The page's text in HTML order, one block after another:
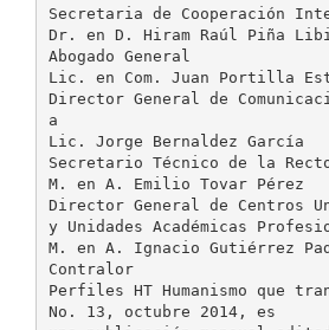
Secretaria de Cooperación
Dr. en D. Hiram Raúl Piña
Abogado General
Lic. en Com. Juan Portilla
Director General de
a
Lic. Jorge Bernaldez García
Secretario Técnico de la
M. en A. Emilio Tovar Pérez
Director General de Centros
y Unidades Académicas
M. en A. Ignacio Gutiérrez
Contralor
Perfiles HT Humanismo que
No. 13, octubre 2014, es